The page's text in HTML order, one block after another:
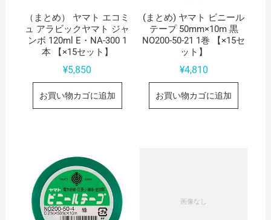
（まとめ） ヤマト エコミ
ュ アラビックヤマト ジャ
ンボ 120ml E・NA-300 1
本 【×15セット】
¥5,850
お買い物カゴに追加
(まとめ) ヤマト ビニール
テープ 50mm×10m 黒
NO200-50-21 1巻 【×15セ
ット】
¥4,810
お買い物カゴに追加